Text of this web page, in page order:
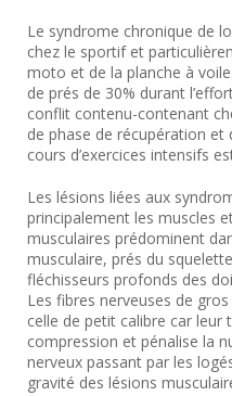
Le syndrome chronique de
chez le sportif et
moto et de la planche à
de prés de 30% durant
conflit contenu-contenant
de phase de récupération et
cours d’exercices intensifs
Les lésions liées aux
principalement les muscles
musculaires prédominent
musculaire, prés du
fléchisseurs profonds des
Les fibres nerveuses de
celle de petit calibre car leur
compression et pénalise la
nerveux passant par les
gravité des lésions